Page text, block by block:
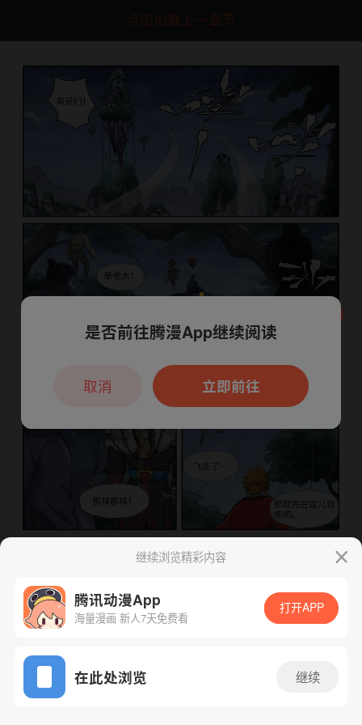
点击加载上一章节
App免费看
下一话 腾漫App免费看
继续浏览精彩内容
腾讯动漫App
海量漫画 新人7天免费看
打开APP
在此处浏览 继续
本章节仅支持App阅读，可打开App新用
户7天免费看
是否前往腾漫App继续阅读
立即前往
取消